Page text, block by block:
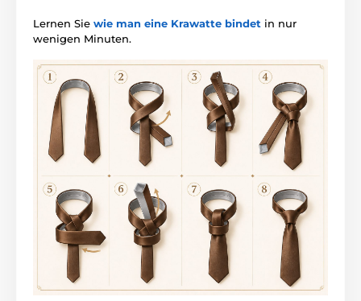
Lernen Sie wie man eine Krawatte bindet in nur
wenigen Minuten.